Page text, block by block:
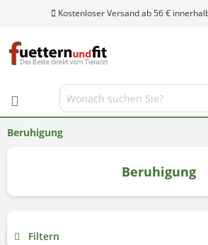
Kostenloser Versand ab 56 €
Beruhigung
Beruhigung
Filtern